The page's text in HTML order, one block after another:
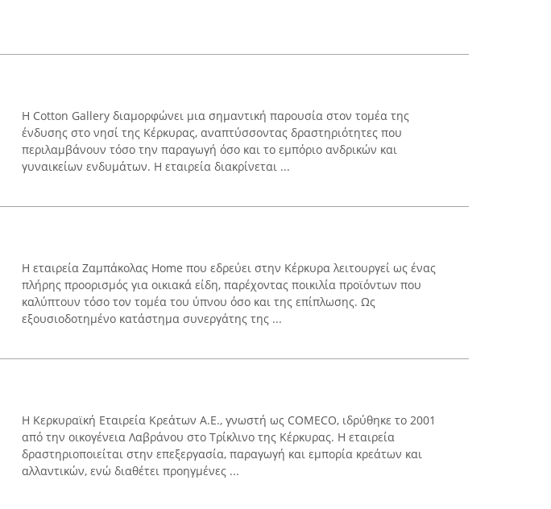
Η Cotton Gallery διαμορφώνει μια σημαντική παρουσία στον τομέα της
ένδυσης στο νησί της Κέρκυρας, αναπτύσσοντας δραστηριότητες που
περιλαμβάνουν τόσο την παραγωγή όσο και το εμπόριο ανδρικών και
γυναικείων ενδυμάτων. Η εταιρεία διακρίνεται ...
Η εταιρεία Ζαμπάκολας Home που εδρεύει στην Κέρκυρα λειτουργεί ως ένας
πλήρης προορισμός για οικιακά είδη, παρέχοντας ποικιλία προϊόντων που
καλύπτουν τόσο τον τομέα του ύπνου όσο και της επίπλωσης. Ως
εξουσιοδοτημένο κατάστημα συνεργάτης της ...
Η Κερκυραϊκή Εταιρεία Κρεάτων Α.Ε., γνωστή ως COMECO, ιδρύθηκε το 2001
από την οικογένεια Λαβράνου στο Τρίκλινο της Κέρκυρας. Η εταιρεία
δραστηριοποιείται στην επεξεργασία, παραγωγή και εμπορία κρεάτων και
αλλαντικών, ενώ διαθέτει προηγμένες ...